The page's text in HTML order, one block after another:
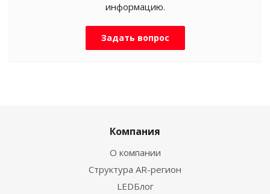
информацию.
Задать вопрос
Компания
О компании
Структура AR-регион
LEDБлог